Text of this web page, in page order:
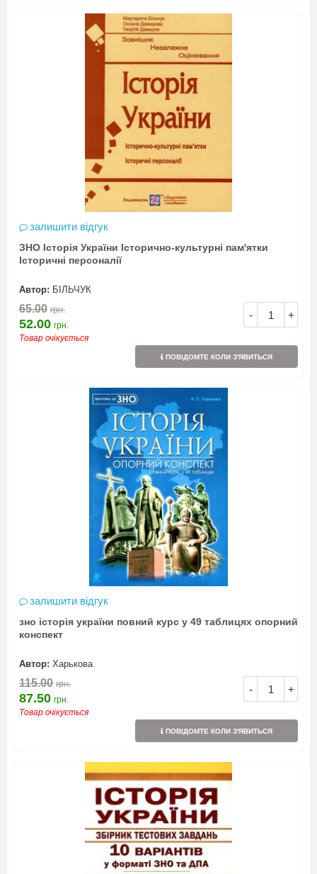
залишити відгук
ЗНО Історія України Історично-культурні пам'ятки
Історичні персоналії
Автор: БІЛЬЧУК
- +
65.00 грн.
52.00 грн.
Товар очікується
ПОВІДОМТЕ КОЛИ З'ЯВИТЬСЯ
залишити відгук
зно історія україни повний курс у 49 таблицях опорний
конспект
Автор: Харькова
- +
115.00 грн.
87.50 грн.
Товар очікується
ПОВІДОМТЕ КОЛИ З'ЯВИТЬСЯ